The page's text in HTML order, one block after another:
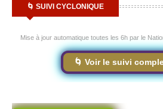
🌀 SUIVI CYCLONIQUE
Mise à jour automatique toutes les 6h par le
🌀 Voir le suivi